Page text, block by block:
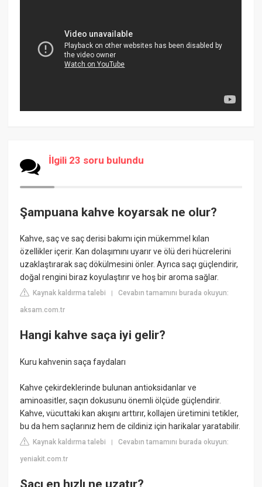
İlgili 23 soru bulundu
Şampuana kahve koyarsak ne olur?
Kahve, saç ve saç derisi bakımı için mükemmel kılan
özellikler içerir. Kan dolaşımını uyarır ve ölü deri hücrelerini
uzaklaştırarak saç dökülmesini önler. Ayrıca saçı güçlendirir,
doğal rengini biraz koyulaştırır ve hoş bir aroma sağlar.
Kaynak kaldırma talebi |Cevabın tamamını burada okuyun:
aksam.com.tr
Hangi kahve saça iyi gelir?
Kuru kahvenin saça faydaları
Kahve çekirdeklerinde bulunan antioksidanlar ve
aminoasitler, saçın dokusunu önemli ölçüde güçlendirir.
Kahve, vücuttaki kan akışını arttırır, kollajen üretimini tetikler,
bu da hem saçlarınız hem de cildiniz için harikalar yaratabilir.
Kaynak kaldırma talebi |Cevabın tamamını burada okuyun:
yeniakit.com.tr